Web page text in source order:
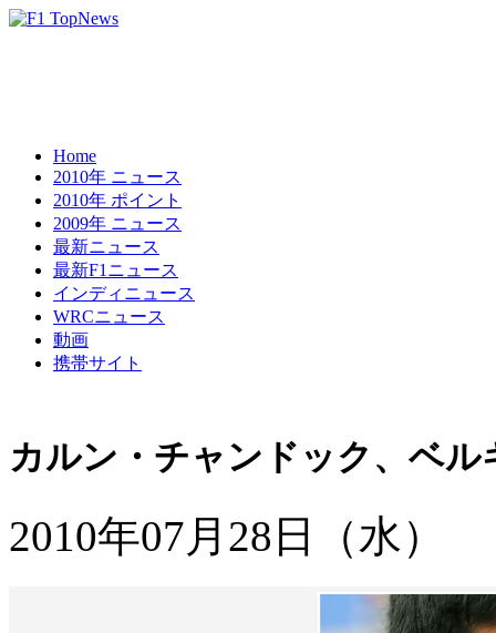
Home
2010年 ニュース
2010年 ポイント
2009年 ニュース
最新ニュース
最新F1ニュース
インディニュース
WRCニュース
動画
携帯サイト
カルン・チャンドック、ベ
2010年07月28日（水）